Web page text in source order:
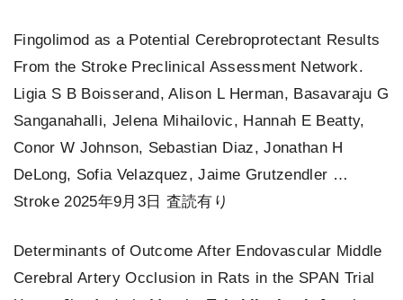
Fingolimod as a Potential Cerebroprotectant Results
From the Stroke Preclinical Assessment Network.
Ligia S B Boisserand, Alison L Herman, Basavaraju G
Sanganahalli, Jelena Mihailovic, Hannah E Beatty,
Conor W Johnson, Sebastian Diaz, Jonathan H
DeLong, Sofia Velazquez, Jaime Grutzendler …
Stroke 2025年9月3日 査読有り
Determinants of Outcome After Endovascular Middle
Cerebral Artery Occlusion in Rats in the SPAN Trial